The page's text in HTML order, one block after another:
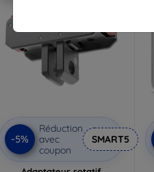
-5%
Réduction
avec
coupon
SMART5